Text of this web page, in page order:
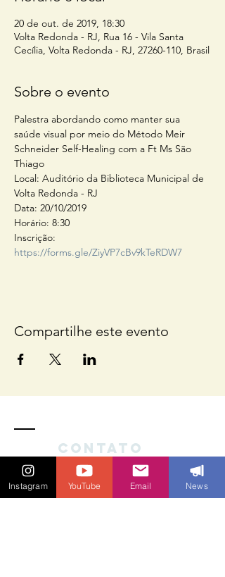
20 de out. de 2019, 18:30
Volta Redonda - RJ, Rua 16 - Vila Santa
Cecília, Volta Redonda - RJ, 27260-110, Brasil
Sobre o evento
Palestra abordando como manter sua
saúde visual por meio do Método Meir
Schneider Self-Healing com a Ft Ms São
Thiago
Local: Auditório da Biblioteca Municipal de
Volta Redonda - RJ
Data: 20/10/2019
Horário: 8:30
Inscrição:
https://forms.gle/ZiyVP7cBv9kTeRDW7
Compartilhe este evento
Contato
Instagram YouTube Email News